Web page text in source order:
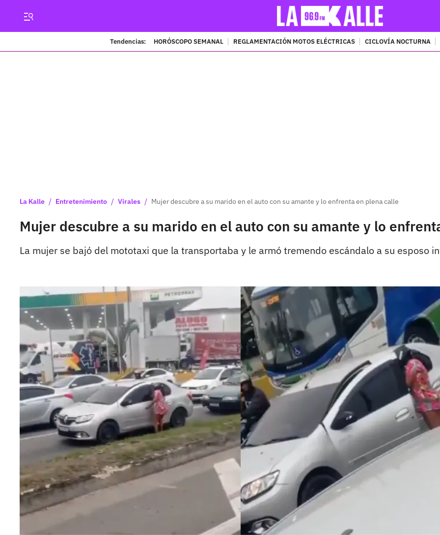
Tendencias: HORÓSCOPO SEMANAL REGLAMENTACIÓN MOTOS ELÉCTRICAS CICLOVÍA NOCTURNA
La Kalle / Entretenimiento / Virales / Mujer descubre a su marido en el auto con su amante y lo enfrenta en plena calle
Mujer descubre a su marido en el auto con su amante y lo
La mujer se bajó del mototaxi que la transportaba y le armó tremendo escándalo a su esposo